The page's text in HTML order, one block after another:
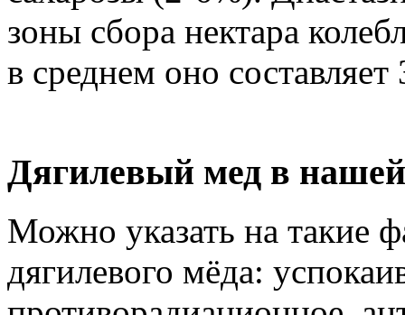
зоны сбора нектара
в среднем оно составляет
Дягилевый мед в нашей
Можно указать на такие
дягилевого мёда: